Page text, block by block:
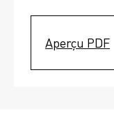
Aperçu PDF